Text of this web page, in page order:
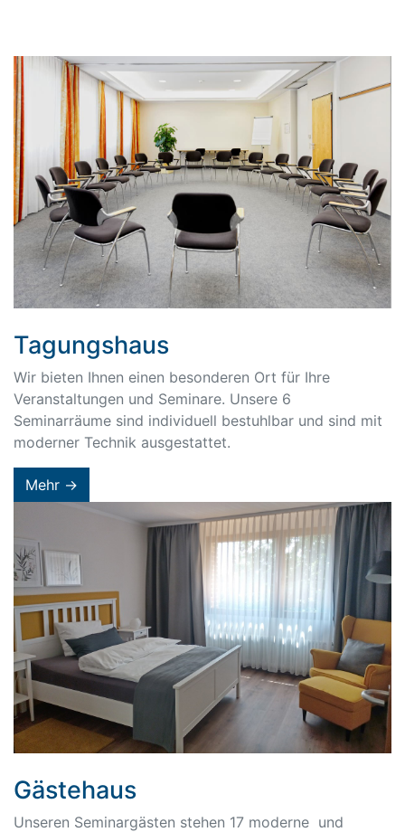
Tagungshaus
Wir bieten Ihnen einen besonderen Ort für Ihre
Veranstaltungen und Seminare. Unsere 6
Seminarräume sind individuell bestuhlbar und sind mit
moderner Technik ausgestattet.
Mehr →
Gästehaus
Unseren Seminargästen stehen 17 moderne und